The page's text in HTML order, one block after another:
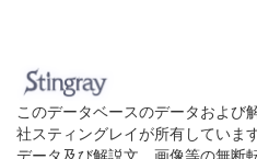
このデータベースのデータおよび
社スティングレイが所有しています